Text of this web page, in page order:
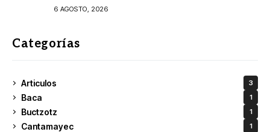
6 AGOSTO, 2026
Categorías
Articulos 3
Baca 1
Buctzotz 1
Cantamayec 1